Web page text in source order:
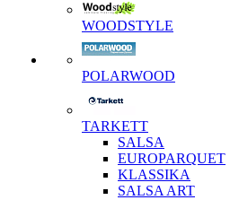
WOODSTYLE
POLARWOOD
TARKETT
SALSA
EUROPARQUET
KLASSIKA
SALSA ART